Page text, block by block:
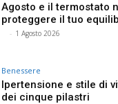
Agosto e il termostato
proteggere il tuo
- 1 Agosto 2026
Benessere
Ipertensione e stile di
dei cinque pilastri